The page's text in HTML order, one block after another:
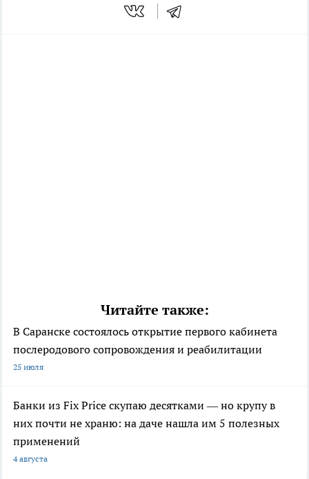
Читайте также:
В Саранске состоялось открытие первого кабинета
послеродового сопровождения и реабилитации
25 июля
Банки из Fix Price скупаю десятками — но крупу в
них почти не храню: на даче нашла им 5 полезных
применений
4 августа